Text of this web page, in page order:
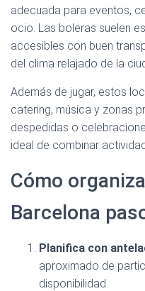
adecuada para eventos,
ocio. Las boleras suelen
accesibles con buen
del clima relajado de la
Además de jugar, estos
catering, música y zonas
despedidas o
ideal de combinar
Cómo
Barcelona
Planifica con
aproximado de
disponibilidad.